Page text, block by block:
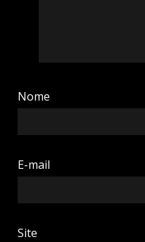
Nome
E-mail
Site